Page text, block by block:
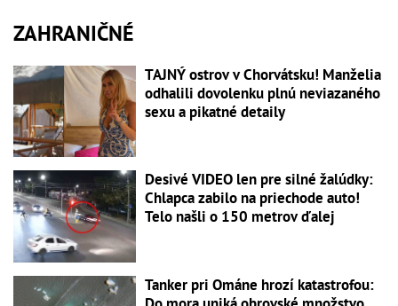
ZAHRANIČNÉ
TAJNÝ ostrov v Chorvátsku! Manželia
odhalili dovolenku plnú neviazaného
sexu a pikatné detaily
Desivé VIDEO len pre silné žalúdky:
Chlapca zabilo na priechode auto!
Telo našli o 150 metrov ďalej
Tanker pri Ománe hrozí katastrofou: